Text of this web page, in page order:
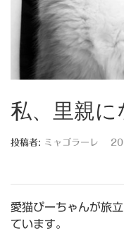
私、里親に
投稿者: ミャゴラーレ
愛猫ぴーちゃんが旅
ています。